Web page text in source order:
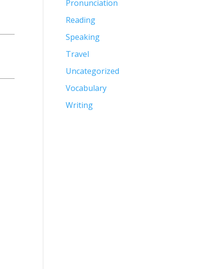
Pronunciation
Reading
Speaking
Travel
Uncategorized
Vocabulary
Writing